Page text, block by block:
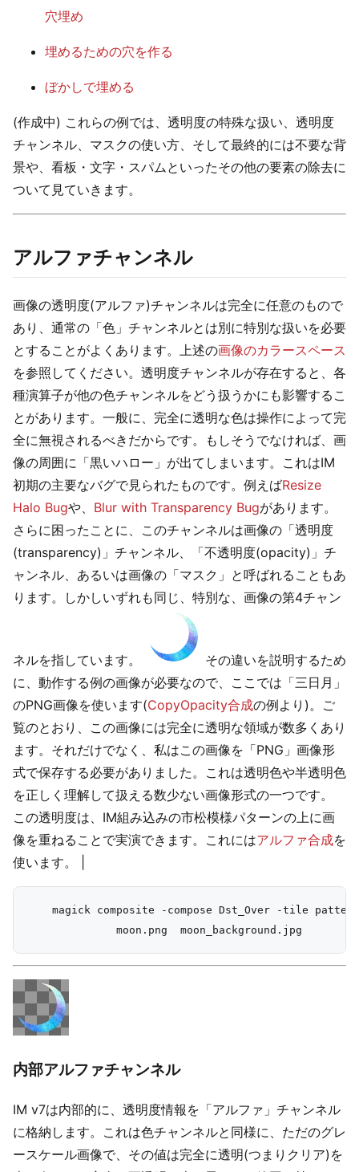
穴埋め
埋めるための穴を作る
ぼかしで埋める
(作成中) これらの例では、透明度の特殊な扱い、透明度
チャンネル、マスクの使い方、そして最終的には不要な背
景や、看板・文字・スパムといったその他の要素の除去に
ついて見ていきます。
アルファチャンネル
画像の透明度(アルファ)チャンネルは完全に任意のもので
あり、通常の「色」チャンネルとは別に特別な扱いを必要
とすることがよくあります。上述の画像のカラースペース
を参照してください。透明度チャンネルが存在すると、各
種演算子が他の色チャンネルをどう扱うかにも影響するこ
とがあります。一般に、完全に透明な色は操作によって完
全に無視されるべきだからです。もしそうでなければ、画
像の周囲に「黒いハロー」が出てしまいます。これはIM
初期の主要なバグで見られたものです。例えばResize
Halo Bugや、 Blur with Transparency Bugがあります。
さらに困ったことに、このチャンネルは画像の「透明度
(transparency)」チャンネル、「不透明度(opacity)」チ
ャンネル、あるいは画像の「マスク」と呼ばれることもあ
ります。しかしいずれも同じ、特別な、画像の第4チャン
ネルを指しています。
その違いを説明するため
に、動作する例の画像が必要なので、ここでは「三日月」
のPNG画像を使います(CopyOpacity合成の例より)。ご
覧のとおり、この画像には完全に透明な領域が数多くあり
ます。それだけでなく、私はこの画像を「PNG」画像形
式で保存する必要がありました。これは透明色や半透明色
を正しく理解して扱える数少ない画像形式の一つです。
この透明度は、IM組み込みの市松模様パターンの上に画
像を重ねることで実演できます。これにはアルファ合成を
使います。 |
magick composite -compose Dst_Over -tile
内部アルファチャンネル
IM v7は内部的に、透明度情報を「アルファ」チャンネル
に格納します。これは色チャンネルと同様に、ただのグレ
ースケール画像で、その値は完全に透明(つまりクリア)を